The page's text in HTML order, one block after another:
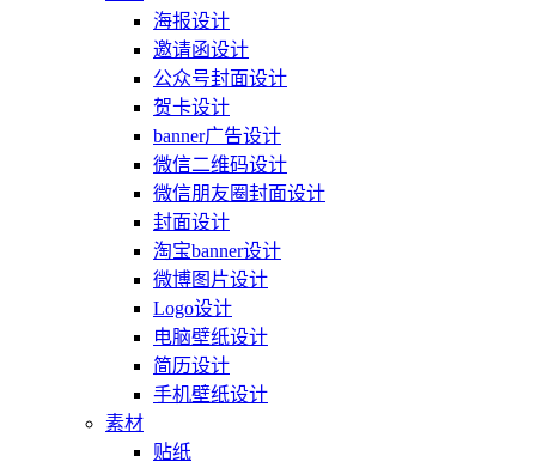
海报设计
邀请函设计
公众号封面设计
贺卡设计
banner广告设计
微信二维码设计
微信朋友圈封面设计
封面设计
淘宝banner设计
微博图片设计
Logo设计
电脑壁纸设计
简历设计
手机壁纸设计
素材
贴纸